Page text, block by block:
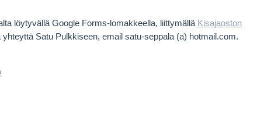
löytyvällä Google Forms-lomakkeella, liittymällä Kisajaoston
Satu Pulkkiseen, email satu-seppala (a) hotmail.com.